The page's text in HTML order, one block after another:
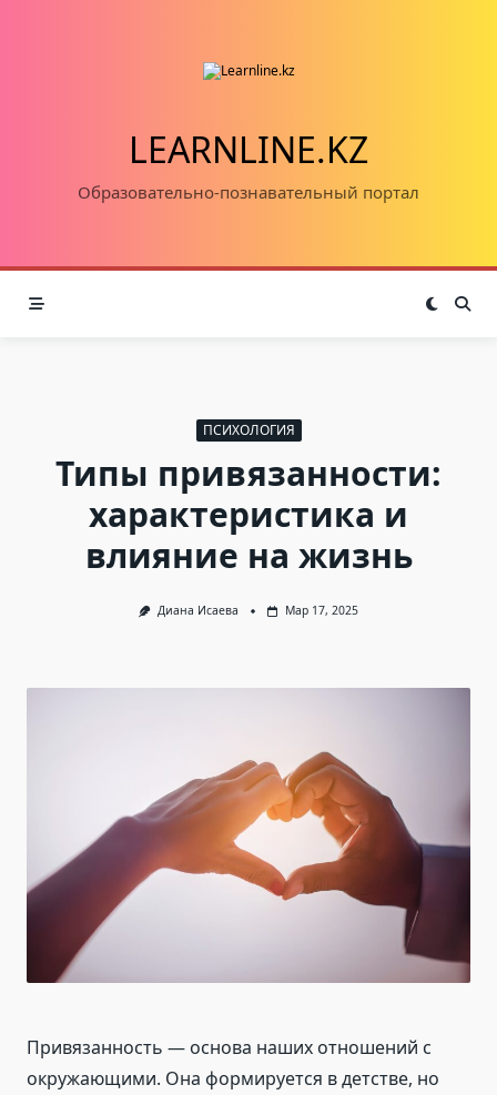
LEARNLINE.KZ
Образовательно-познавательный портал
ПСИХОЛОГИЯ
Типы привязанности:
характеристика и
влияние на жизнь
Диана Исаева Мар 17, 2025
Привязанность — основа наших отношений с
окружающими. Она формируется в детстве, но